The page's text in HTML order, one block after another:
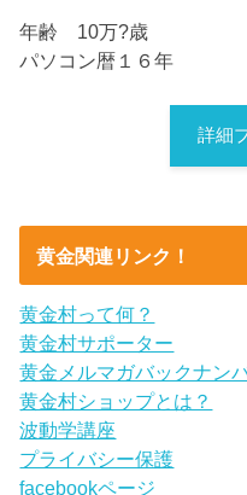
年齢 10万?歳
パソコン暦１６年
詳細
黄金関連リンク！
黄金村って何？
黄金村サポーター
黄金メルマガバックナン
黄金村ショップとは？
波動学講座
プライバシー保護
facebookページ